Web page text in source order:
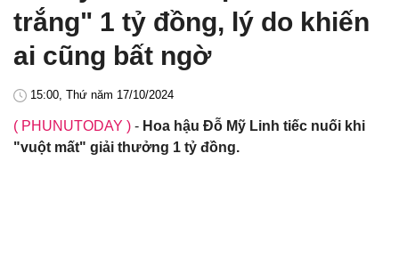
trắng" 1 tỷ đồng, lý do khiến
ai cũng bất ngờ
15:00, Thứ năm 17/10/2024
( PHUNUTODAY ) - Hoa hậu Đỗ Mỹ Linh tiếc nuối khi
"vuột mất" giải thưởng 1 tỷ đồng.